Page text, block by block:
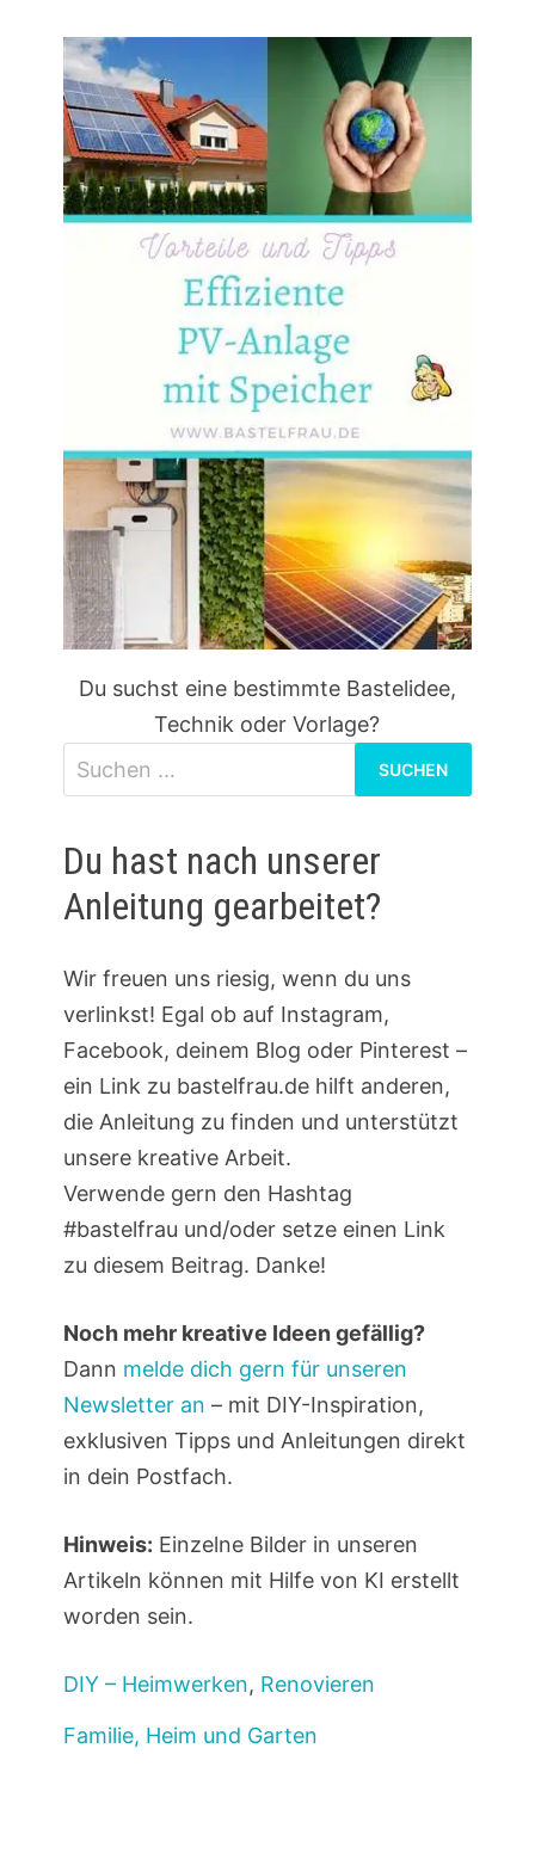
Du suchst eine bestimmte Bastelidee,
Technik oder Vorlage?
nach:
Du hast nach unserer
Anleitung gearbeitet?
Wir freuen uns riesig, wenn du uns
verlinkst! Egal ob auf Instagram,
Facebook, deinem Blog oder Pinterest –
ein Link zu bastelfrau.de hilft anderen,
die Anleitung zu finden und unterstützt
unsere kreative Arbeit.
Verwende gern den Hashtag
#bastelfrau und/oder setze einen Link
zu diesem Beitrag. Danke!
Noch mehr kreative Ideen gefällig?
Dann melde dich gern für unseren
Newsletter an – mit DIY-Inspiration,
exklusiven Tipps und Anleitungen direkt
in dein Postfach.
Hinweis: Einzelne Bilder in unseren
Artikeln können mit Hilfe von KI erstellt
worden sein.
DIY – Heimwerken, Renovieren
Familie, Heim und Garten